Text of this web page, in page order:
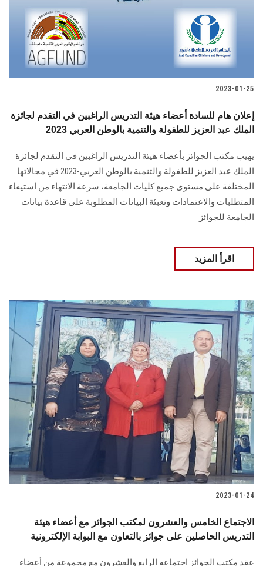
2023-01-25
إعلان هام للسادة أعضاء هيئة التدريس الراغبين في التقدم لجائزة
الملك عبد العزيز للطفولة والتنمية بالوطن العربي 2023
يهيب مكتب الجوائز بأعضاء هيئة التدريس الراغبين في التقدم لجائزة
الملك عبد العزيز للطفولة والتنمية بالوطن العربي-2023 في مجالاتها
المختلفة على مستوى جميع كليات الجامعة، سرعة الانتهاء من استيفاء
المتطلبات والاعتمادات وتعبئة البيانات المطلوبة على قاعدة بيانات
الجامعة للجوائز
اقرأ المزيد
2023-01-24
الاجتماع الخامس والعشرون لمكتب الجوائز مع أعضاء هيئة
التدريس الحاصلين على جوائز بالتعاون مع البوابة الإلكترونية
عقد مكتب الجوائز اجتماعه الرابع والعشرون مع مجموعة من أعضاء